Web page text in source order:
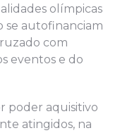
olímpicas
se autofinanciam
com
eventos e do
poder aquisitivo
atingidos, na